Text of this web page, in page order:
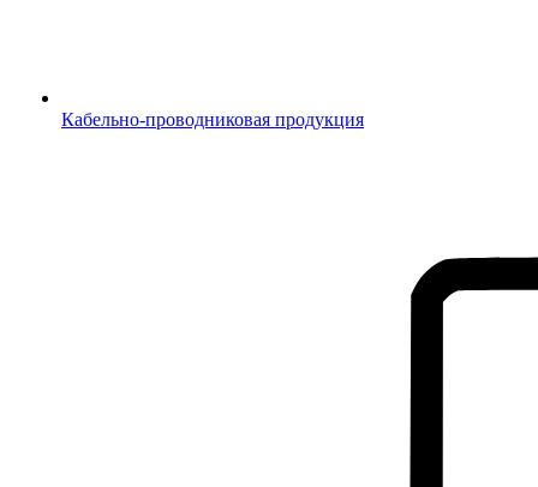
Кабельно-проводниковая продукция